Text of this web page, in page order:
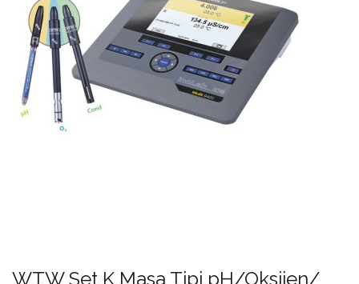
WTW Set K Masa Tipi pH/Oksijen/